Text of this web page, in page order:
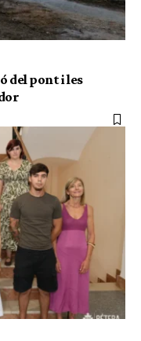
del pont i les